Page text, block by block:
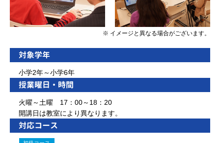
※ イメージと異なる場合がございます。
対象学年
小学2年～小学6年
授業曜日・時間
火曜～土曜 17：00～18：20
開講日は教室により異なります。
対応コース